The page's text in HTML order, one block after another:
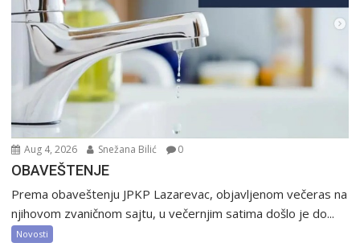
Aug 4, 2026 Snežana Bilić 0
OBAVEŠTENJE
Prema obaveštenju JPKP Lazarevac, objavljenom večeras na
njihovom zvaničnom sajtu, u večernjim satima došlo je do...
Novosti